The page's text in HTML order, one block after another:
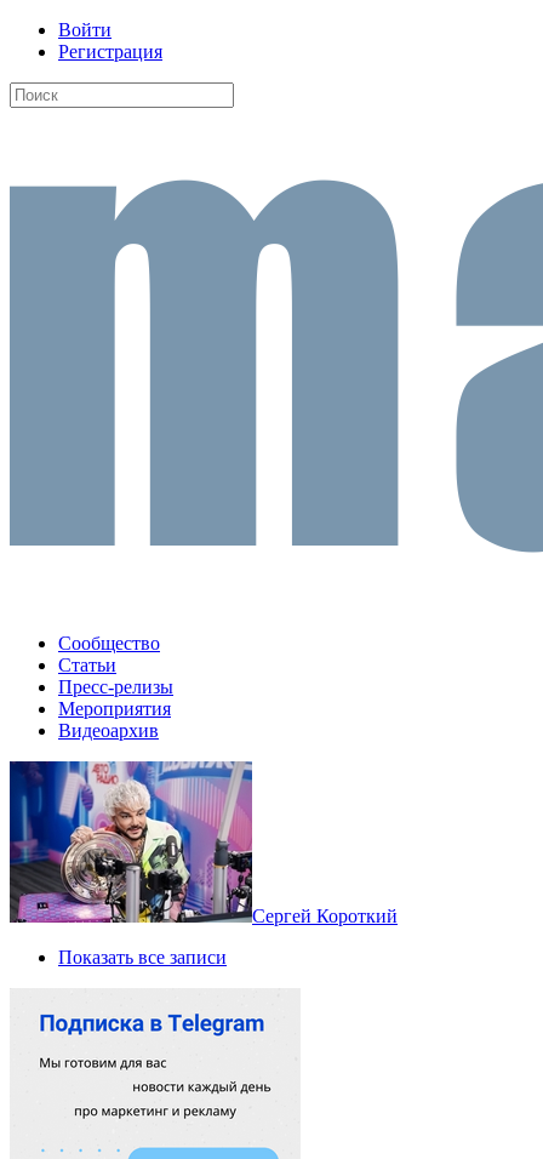
Войти
Регистрация
Сообщество
Статьи
Пресс-релизы
Мероприятия
Видеоархив
Сергей Короткий
Показать все записи